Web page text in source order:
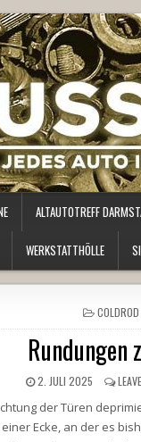
ALTAUTOTREFF
WERKSTATTHÖLLE
POSTED
IN
COLDROD
Rundungen
2. JULI 2025
der Türen
Ecke, an der es